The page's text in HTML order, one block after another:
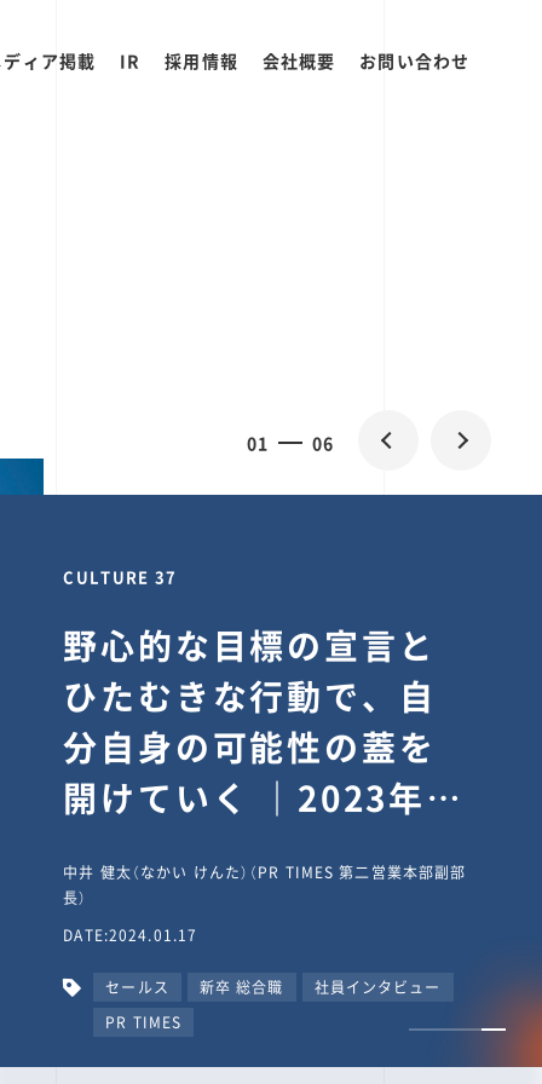
ィア掲載 IR 採用情報 会社概要 お問い合わせ
0 06